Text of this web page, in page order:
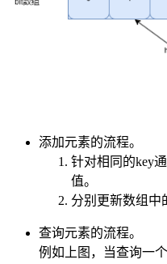
添加元素的流程。
针对相同的key
值。
分别更新数组中
查询元素的流程。
例如上图，当查询一